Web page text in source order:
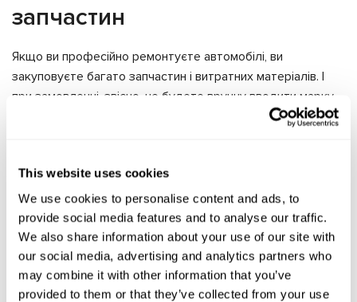
This website uses cookies
We use cookies to personalise content and ads, to
provide social media features and to analyse our traffic.
We also share information about your use of our site with
our social media, advertising and analytics partners who
may combine it with other information that you’ve
provided to them or that they’ve collected from your use
запчастин
Якщо ви професійно ремонтуєте автомобілі, ви
закуповуєте багато запчастин і витратних матеріалів. І
при замовленні, звісно, не будете вручну вводити марку,
модель і рік випуску кожного автомобіля, який у вас
часто конструктивно ідентичні. Тому вам потрібен ресурс,
де можна швидко і точно купити запчастини на авто
різних марок за технічними характеристиками.
Сайт компанії Master Servicehttps://master.shop/ –
зручний майданчик саме для фахівців: власників
автосервісів, магазинів запчастин: